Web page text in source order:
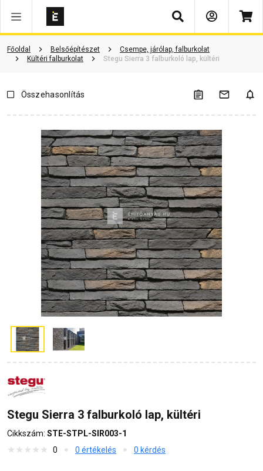
Keresés
Főoldal Belsőépítészet
Csempe, járólap, falburkolat
Kültéri falburkolat
Stegu Sierra 3 falburkoló lap, kültéri
Vásárlói vélemények Kérdések és válaszok Kapcsolódó cikkek
Összehasonlítás
Stegu Sierra 3 falburkoló lap, kültéri
Cikkszám: STE-STPL-SIR003-1
0
0 értékelés 0 kérdés